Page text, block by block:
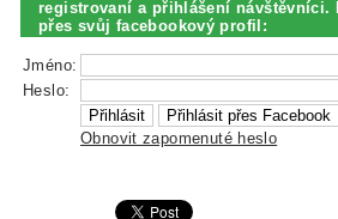
registrovaní a přihlášení návštěvníci.
přes svůj facebookový profil:
Jméno:
Heslo:
Obnovit zapomenuté heslo